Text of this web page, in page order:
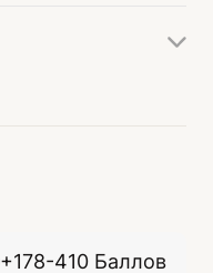
+178-410 Баллов